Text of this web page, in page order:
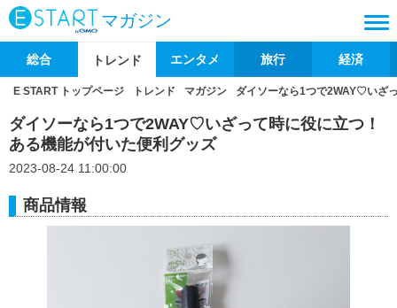
マガジン
総合 トレンド エンタメ 旅行 経済
E START トップページ トレンド マガジン ダイソーなら1つで2WAY♡いざ
ダイソーなら1つで2WAY♡いざって時に役に立つ！
ある機能が付いた便利グッズ
2023-08-24 11:00:00
商品情報